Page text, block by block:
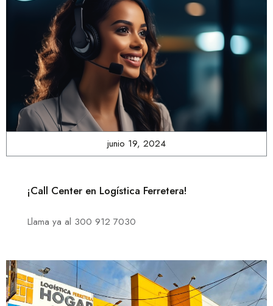
junio 19, 2024
¡Call Center en Logística Ferretera!
Llama ya al 300 912 7030